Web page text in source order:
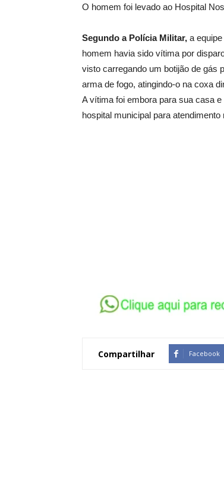
O homem foi levado ao Hospital
Segundo a Polícia Militar, a
homem havia sido vítima por
visto carregando um botijão de gás
arma de fogo, atingindo-o na coxa
A vítima foi embora para sua casa
hospital municipal para atendimento
Compartilhar Facebook